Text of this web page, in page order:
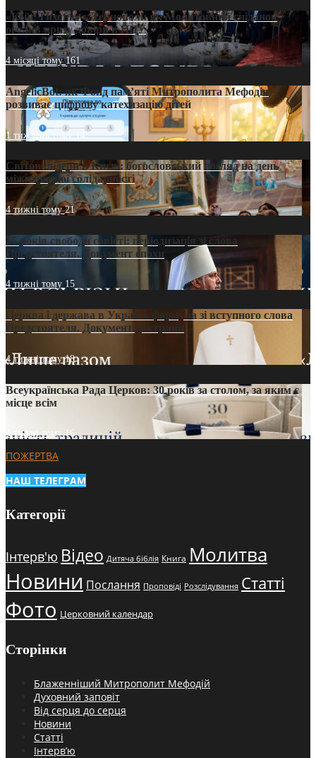
«Кейс Тихона» у Тернополі: як Молитовний сніданок
оголив кризу довіри в ПЦУ
4 місяці тому161
AngelicBot: як Фонд пам’яті Митрополита Мефодія
розвиває цифрову катехизацію дітей
1 тиждень тому14
Світові лідери в Києві: богословський погляд на день
міжнародної солідарності
4 тижні тому21
35 років свободи совісті: періодизація зі слова
Предстоятеля. Документ епохи
4 тижні тому 15
Церква і держава в Україні: формула зі вступного слова
Предстоятеля. Документ доктрини
4 тижні тому18
Всеукраїнська Рада Церков: 30 років за столом, за яким є
місце всім
4 тижні тому16
ПОЖЕРТВА
НАШ ТЕЛЕГРАМ
Категорії
Інтерв'ю Відео Дитяча біблія Книга Молитва
Новини Послання Проповіді Розслідування Статті
Фото Церковний календар
Сторінки
Блаженніший Митрополит Мефодій
Духовний заповіт
Від серця до серця
Новини
Статті
Інтерв’ю